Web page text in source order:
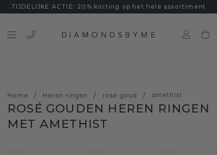
TIJDELIJKE ACTIE: 20% korting op het hele assortiment
Home / Heren ringen / rosé goud / amethist
ROSÉ GOUDEN HEREN RINGEN
MET AMETHIST